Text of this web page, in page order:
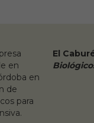
en
en
de
para
El